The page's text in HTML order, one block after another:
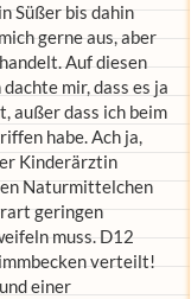
Süßer bis dahin
gerne aus, aber
Auf diesen
mir, dass es ja
außer dass ich beim
habe. Ach ja,
Kinderärztin
Naturmittelchen
geringen
muss. D12
verteilt!
einer